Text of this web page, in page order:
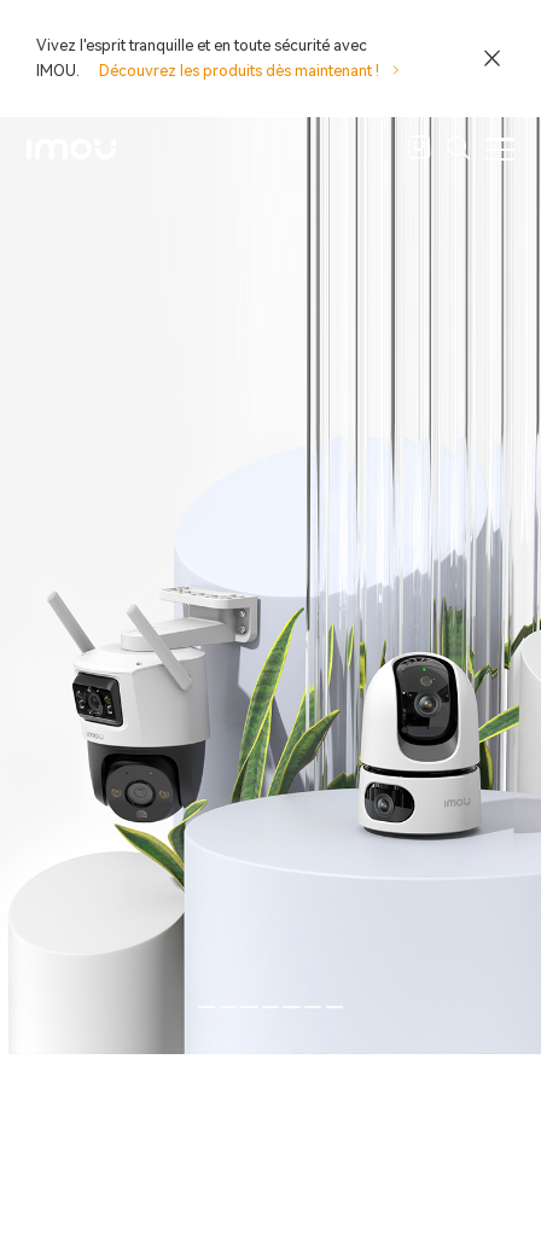
Vivez l'esprit tranquille et en toute sécurité avec
IMOU.
Découvrez les produits dès maintenant !